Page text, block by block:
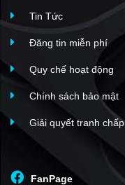
Tin Tức
Đăng tin miễn phí
Quy chế hoạt động
Chính sách bảo mật
Giải quyết tranh chấp
FanPage